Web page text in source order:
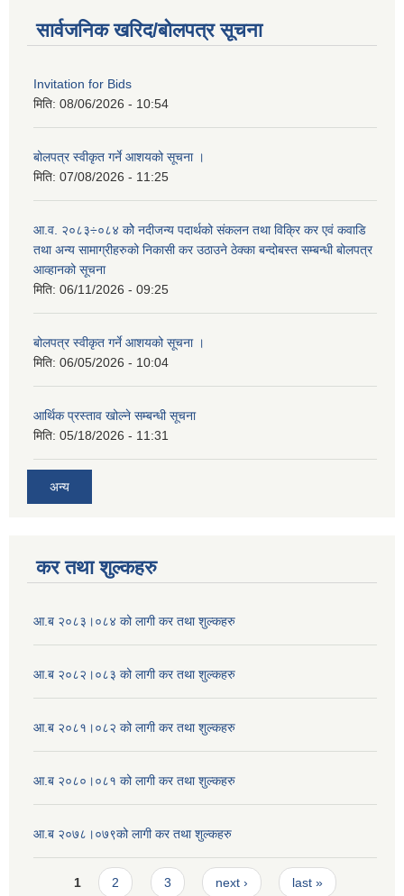
सार्वजनिक खरिद/बोलपत्र सूचना
Invitation for Bids
मिति: 08/06/2026 - 10:54
बोलपत्र स्वीकृत गर्ने आशयको सूचना ।
मिति: 07/08/2026 - 11:25
आ.व. २०८३÷०८४ कोे नदीजन्य पदार्थको संकलन तथा विक्रि कर एवं कवाडि
तथा अन्य सामाग्रीहरुको निकासी कर उठाउने ठेक्का बन्दोबस्त सम्बन्धी बोलपत्र
आव्हानको सूचना
मिति: 06/11/2026 - 09:25
बोलपत्र स्वीकृत गर्ने आशयको सूचना ।
मिति: 06/05/2026 - 10:04
आर्थिक प्रस्ताव खोल्ने सम्बन्धी सूचना
मिति: 05/18/2026 - 11:31
अन्य
कर तथा शुल्कहरु
आ.ब २०८३।०८४ को लागी कर तथा शुल्कहरु
आ.ब २०८२।०८३ को लागी कर तथा शुल्कहरु
आ.ब २०८१।०८२ को लागी कर तथा शुल्कहरु
आ.ब २०८०।०८१ को लागी कर तथा शुल्कहरु
आ.ब २०७८।०७९को लागी कर तथा शुल्कहरु
Pages
1 2 3 next › last »